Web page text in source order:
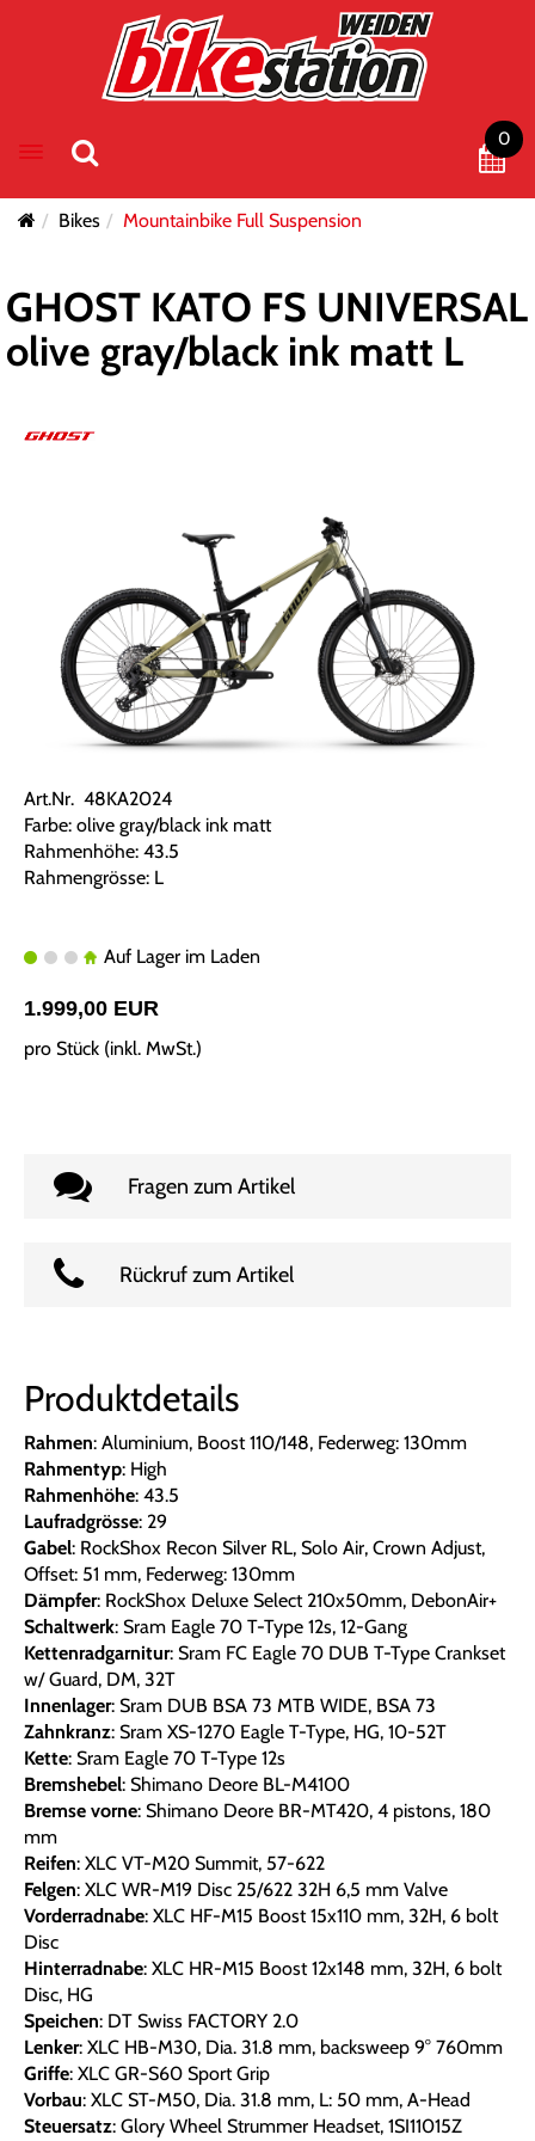
Toggle navigation
0
Bikes Mountainbike Full Suspension
GHOST KATO FS UNIVERSAL
olive gray/black ink matt L
Art.Nr. 48KA2024
Farbe: olive gray/black ink matt
Rahmenhöhe: 43.5
Rahmengrösse: L
Auf Lager im Laden
1.999,00 EUR
pro Stück (inkl. MwSt.)
Fragen zum Artikel
Rückruf zum Artikel
Produktdetails
Rahmen: Aluminium, Boost 110/148, Federweg: 130mm
Rahmentyp: High
Rahmenhöhe: 43.5
Laufradgrösse: 29
Gabel: RockShox Recon Silver RL, Solo Air, Crown Adjust,
Offset: 51 mm, Federweg: 130mm
Dämpfer: RockShox Deluxe Select 210x50mm, DebonAir+
Schaltwerk: Sram Eagle 70 T-Type 12s, 12-Gang
Kettenradgarnitur: Sram FC Eagle 70 DUB T-Type Crankset
w/ Guard, DM, 32T
Innenlager: Sram DUB BSA 73 MTB WIDE, BSA 73
Zahnkranz: Sram XS-1270 Eagle T-Type, HG, 10-52T
Kette: Sram Eagle 70 T-Type 12s
Bremshebel: Shimano Deore BL-M4100
Bremse vorne: Shimano Deore BR-MT420, 4 pistons, 180
mm
Reifen: XLC VT-M20 Summit, 57-622
Felgen: XLC WR-M19 Disc 25/622 32H 6,5 mm Valve
Vorderradnabe: XLC HF-M15 Boost 15x110 mm, 32H, 6 bolt
Disc
Hinterradnabe: XLC HR-M15 Boost 12x148 mm, 32H, 6 bolt
Disc, HG
Speichen: DT Swiss FACTORY 2.0
Lenker: XLC HB-M30, Dia. 31.8 mm, backsweep 9° 760mm
Griffe: XLC GR-S60 Sport Grip
Vorbau: XLC ST-M50, Dia. 31.8 mm, L: 50 mm, A-Head
Steuersatz: Glory Wheel Strummer Headset, 1SI11015Z